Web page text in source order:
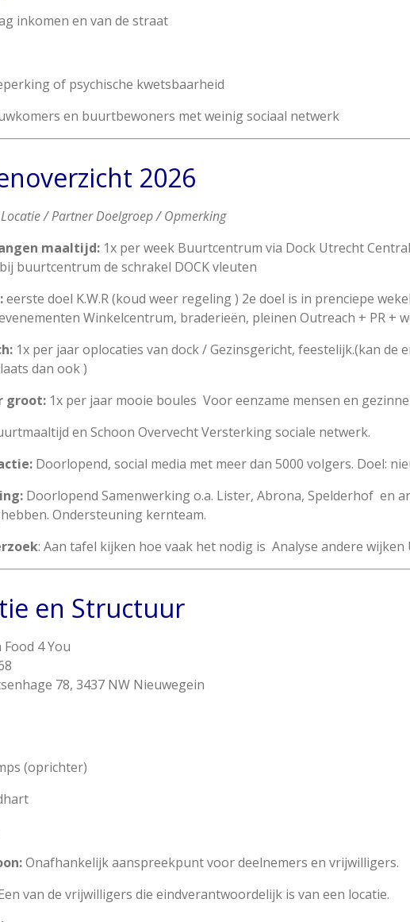
inkomen en van de straat
of psychische kwetsbaarheid
en buurtbewoners met weinig sociaal netwerk
2026
/ Partner Doelgroep / Opmerking
maaltijd: 1x per week Buurtcentrum via Dock Utrecht
buurtcentrum de schrakel DOCK vleuten
eerste doel K.W.R (koud weer regeling ) 2e doel is in prenciepe
Winkelcentrum, braderieën, pleinen Outreach + PR +
1x per jaar oplocaties van dock / Gezinsgericht, feestelijk.(kan
dan ook )
groot: 1x per jaar mooie boules Voor eenzame mensen en
en Schoon Overvecht Versterking sociale netwerk.
Doorlopend, social media met meer dan 5000 volgers. Doel:
Doorlopend Samenwerking o.a. Lister, Abrona, Spelderhof en
Ondersteuning kernteam.
: Aan tafel kijken hoe vaak het nodig is Analyse andere
en Structuur
4 You
78, 3437 NW Nieuwegein
(oprichter)
Onafhankelijk aanspreekpunt voor deelnemers en vrijwilligers.
van de vrijwilligers die eindverantwoordelijk is van een locatie.